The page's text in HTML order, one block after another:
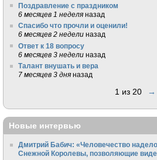
Поздравление с праздником
6 месяцев 1 неделя назад
Спасибо что прочли и оценили!
6 месяцев 2 недели назад
Ответ к 18 вопросу
6 месяцев 3 недели назад
Талант внушать и вера
7 месяцев 3 дня назад
1 из 20 →
Новые интервью
Дмитрий Бабич: «Человечество надело
Снежной Королевы, позволяющие